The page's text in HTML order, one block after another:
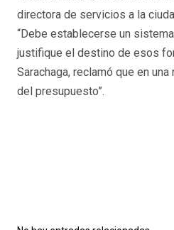
directora de servicios a la
“Debe establecerse un
justifique el destino de esos
Sarachaga, reclamó que en
del presupuesto”.